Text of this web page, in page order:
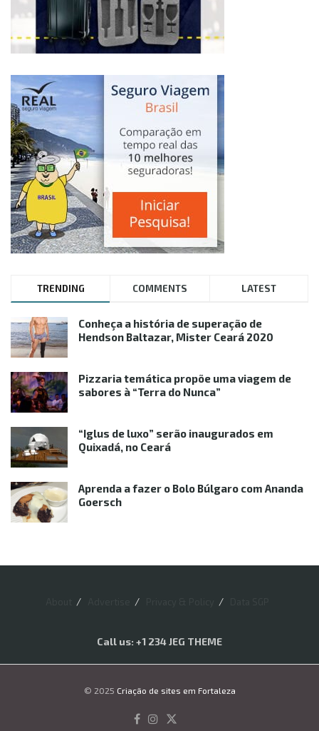
TRENDING COMMENTS LATEST
Conheça a história de superação de
Hendson Baltazar, Mister Ceará 2020
Pizzaria temática propõe uma viagem de
sabores à “Terra do Nunca”
“Iglus de luxo” serão inaugurados em
Quixadá, no Ceará
Aprenda a fazer o Bolo Búlgaro com Ananda
Goersch
Call us: +1 234 JEG THEME
© 2025 Criação de sites em Fortaleza